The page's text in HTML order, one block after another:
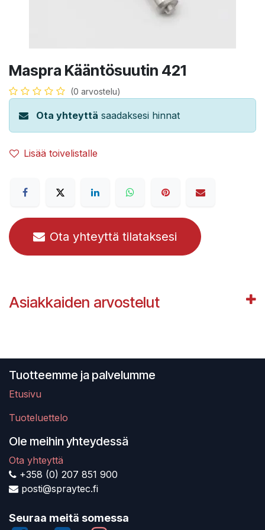
Maspra Kääntösuutin 421
(0 arvostelu)
Ota yhteyttä saadaksesi hinnat
Lisää toivelistalle
Ota yhteyttä tilataksesi
Asiakkaiden arvostelut
Tuotteemme ja palvelumme
Etusivu
Tuoteluettelo
Ole meihin yhteydessä
Ota yhteyttä
+358 (0) 207 851 900
posti@spraytec.fi
Seuraa meitä somessa